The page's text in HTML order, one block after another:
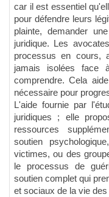
car il est essentiel
pour défendre leurs
plainte, demander
juridique. Les
processus en cours,
jamais isolées face
comprendre. Cela
nécessaire pour
L'aide fournie par
juridiques ; elle
ressources
soutien
victimes, ou des
le processus de
soutien complet qui
et sociaux de la vie